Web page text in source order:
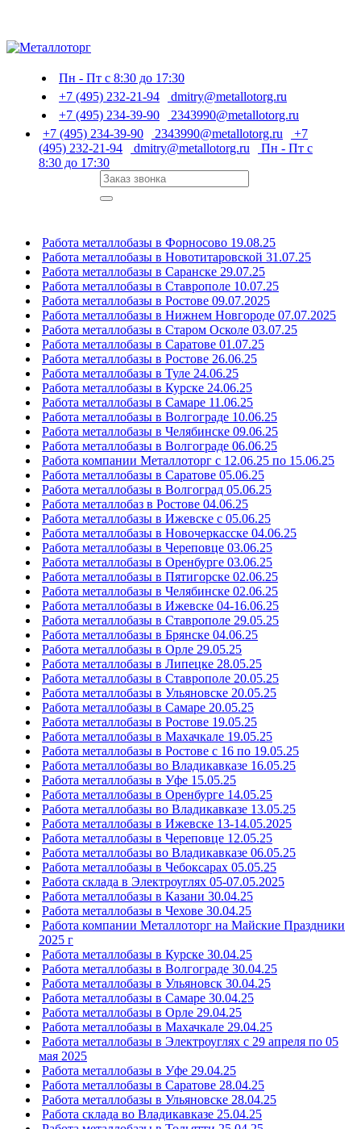
Пн - Пт с 8:30 до 17:30
+7 (495) 232-21-94
dmitry@metallotorg.ru
+7 (495) 234-39-90
2343990@metallotorg.ru
+7 (495) 234-39-90
2343990@metallotorg.ru
+7
(495) 232-21-94
dmitry@metallotorg.ru
Пн - Пт с
8:30 до 17:30
Работа металлобазы в Форносово 19.08.25
Работа металлобазы в Новотитаровской 31.07.25
Работа металлобазы в Саранске 29.07.25
Работа металлобазы в Ставрополе 10.07.25
Работа металлобазы в Ростове 09.07.2025
Работа металлобазы в Нижнем Новгороде 07.07.2025
Работа металлобазы в Старом Осколе 03.07.25
Работа металлобазы в Саратове 01.07.25
Работа металлобазы в Ростове 26.06.25
Работа металлобазы в Туле 24.06.25
Работа металлобазы в Курске 24.06.25
Работа металлобазы в Самаре 11.06.25
Работа металлобазы в Волгограде 10.06.25
Работа металлобазы в Челябинске 09.06.25
Работа металлобазы в Волгограде 06.06.25
Работа компании Металлоторг с 12.06.25 по 15.06.25
Работа металлобазы в Саратове 05.06.25
Работа металлобазы в Волгоград 05.06.25
Работа металлобаз в Ростове 04.06.25
Работа металлобазы в Ижевске с 05.06.25
Работа металлобазы в Новочеркасске 04.06.25
Работа металлобазы в Череповце 03.06.25
Работа металлобазы в Оренбурге 03.06.25
Работа металлобазы в Пятигорске 02.06.25
Работа металлобазы в Челябинске 02.06.25
Работа металлобазы в Ижевске 04-16.06.25
Работа металлобазы в Ставрополе 29.05.25
Работа металлобазы в Брянске 04.06.25
Работа металлобазы в Орле 29.05.25
Работа металлобазы в Липецке 28.05.25
Работа металлобазы в Ставрополе 20.05.25
Работа металлобазы в Ульяновске 20.05.25
Работа металлобазы в Самаре 20.05.25
Работа металлобазы в Ростове 19.05.25
Работа металлобазы в Махачкале 19.05.25
Работа металлобазы в Ростове с 16 по 19.05.25
Работа металлобазы во Владикавказе 16.05.25
Работа металлобазы в Уфе 15.05.25
Работа металлобазы в Оренбурге 14.05.25
Работа металлобазы во Владикавказе 13.05.25
Работа металлобазы в Ижевске 13-14.05.2025
Работа металлобазы в Череповце 12.05.25
Работа металлобазы во Владикавказе 06.05.25
Работа металлобазы в Чебоксарах 05.05.25
Работа склада в Электроуглях 05-07.05.2025
Работа металлобазы в Казани 30.04.25
Работа металлобазы в Чехове 30.04.25
Работа компании Металлоторг на Майские Праздники
2025 г
Работа металлобазы в Курске 30.04.25
Работа металлобазы в Волгограде 30.04.25
Работа металлобазы в Ульяновск 30.04.25
Работа металлобазы в Самаре 30.04.25
Работа металлобазы в Орле 29.04.25
Работа металлобазы в Махачкале 29.04.25
Работа металлобазы в Электроуглях с 29 апреля по 05
мая 2025
Работа металлобазы в Уфе 29.04.25
Работа металлобазы в Саратове 28.04.25
Работа металлобазы в Ульяновске 28.04.25
Работа склада во Владикавказе 25.04.25